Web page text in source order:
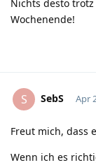
Nichts desto
Wochenende!
S SebS Apr
Freut mich, dass
Wenn ich es